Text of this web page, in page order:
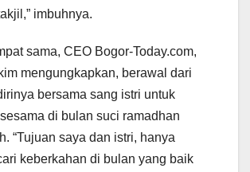
imbuhnya.
sama, CEO Bogor-Today.com,
mengungkapkan, berawal dari
bersama sang istri untuk
di bulan suci ramadhan
“Tujuan saya dan istri, hanya
keberkahan di bulan yang baik